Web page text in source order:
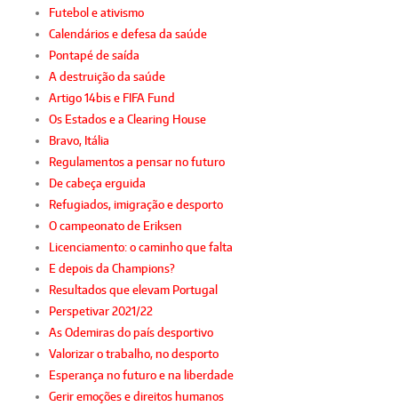
Futebol e ativismo
Calendários e defesa da saúde
Pontapé de saída
A destruição da saúde
Artigo 14bis e FIFA Fund
Os Estados e a Clearing House
Bravo, Itália
Regulamentos a pensar no futuro
De cabeça erguida
Refugiados, imigração e desporto
O campeonato de Eriksen
Licenciamento: o caminho que falta
E depois da Champions?
Resultados que elevam Portugal
Perspetivar 2021/22
As Odemiras do país desportivo
Valorizar o trabalho, no desporto
Esperança no futuro e na liberdade
Gerir emoções e direitos humanos